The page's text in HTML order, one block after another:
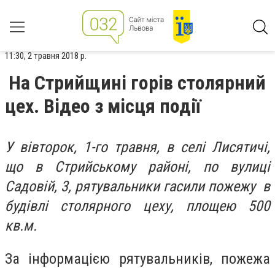
11:30, 2 травня 2018 р.
На Стрийщині горів столярний
цех. Відео з місця події
У вівторок, 1-го травня, в селі Лисятичі,
що в Стрийському районі, по вулиці
Садовій, 3, рятувальники гасили пожежу в
будівлі столярного цеху, площею 500
кв.м.
За інформацією рятувальників, пожежа